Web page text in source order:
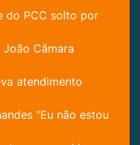
do PCC solto por
João Câmara
atendimento
"Eu não estou